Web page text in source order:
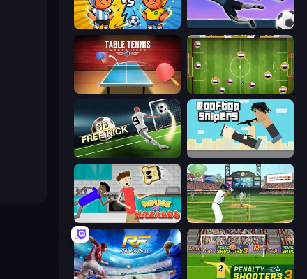
Pocket Goal: World Cup Goalkeeper Wiz
Table Tennis World Tour Soccer Challenge
Free Kick Classic (3D Free Kick) Rooftop Snipers
House of Hazards Baseball